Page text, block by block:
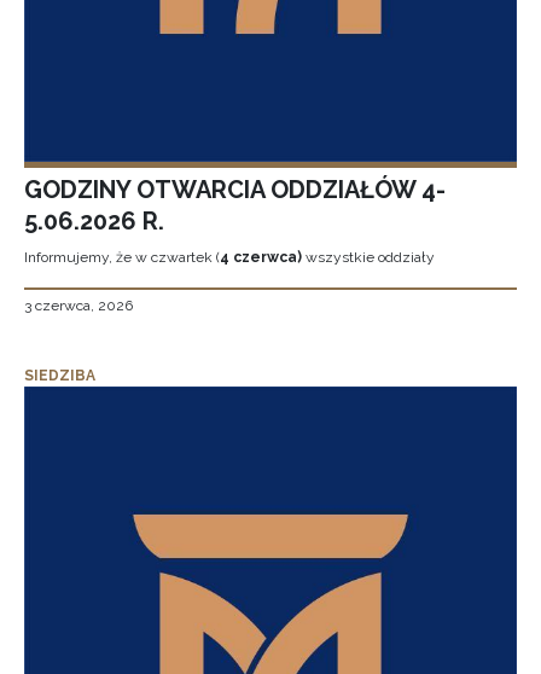
GODZINY OTWARCIA ODDZIAŁÓW 4-
5.06.2026 R.
Informujemy, że w czwartek (4 czerwca) wszystkie oddziały
3 czerwca, 2026
SIEDZIBA